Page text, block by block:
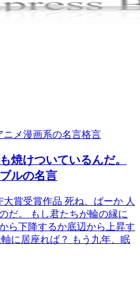
ニメ漫画系の名言格言
焼けついているんだ。
ルの名言
賞受賞作品 死ね、ばーか 人
だ。 もし君たちが輪の縁に
ら下降するか底辺から上昇す
に居座れば？ もう九年、眠